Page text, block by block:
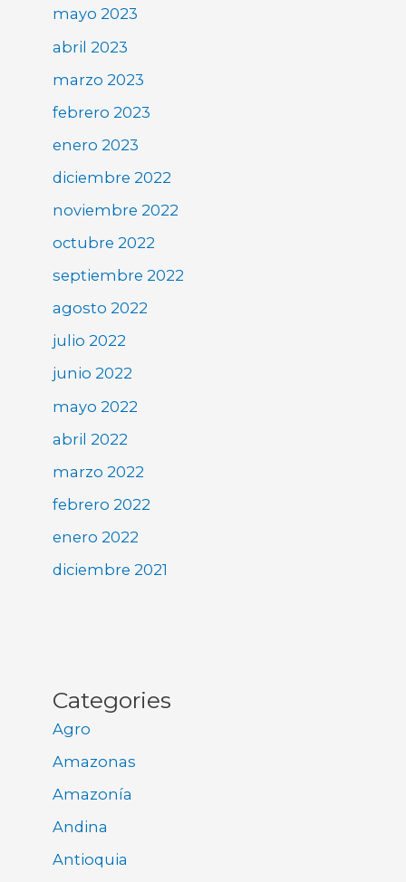
mayo 2023
abril 2023
marzo 2023
febrero 2023
enero 2023
diciembre 2022
noviembre 2022
octubre 2022
septiembre 2022
agosto 2022
julio 2022
junio 2022
mayo 2022
abril 2022
marzo 2022
febrero 2022
enero 2022
diciembre 2021
Categories
Agro
Amazonas
Amazonía
Andina
Antioquia